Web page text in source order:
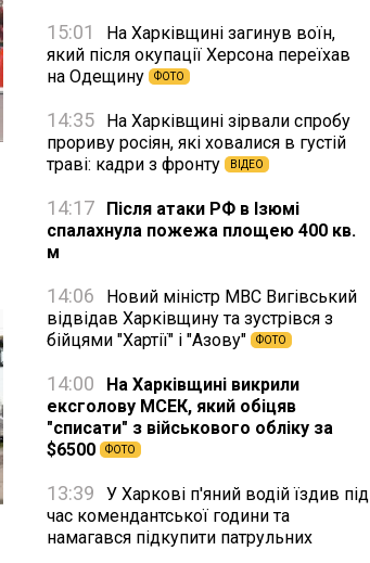
15:01
На Харківщині загинув воїн,
який після окупації Херсона переїхав
на Одещину
ФОТО
14:35
На Харківщині зірвали спробу
прориву росіян, які ховалися в густій
траві: кадри з фронту
ВІДЕО
14:17
Після атаки РФ в Ізюмі
спалахнула пожежа площею 400 кв.
м
14:06
Новий міністр МВС Вигівський
відвідав Харківщину та зустрівся з
бійцями "Хартії" і "Азову"
ФОТО
14:00
На Харківщині викрили
ексголову МСЕК, який обіцяв
"списати" з військового обліку за
$6500
ФОТО
13:39
У Харкові п'яний водій їздив під
час комендантської години та
намагався підкупити патрульних